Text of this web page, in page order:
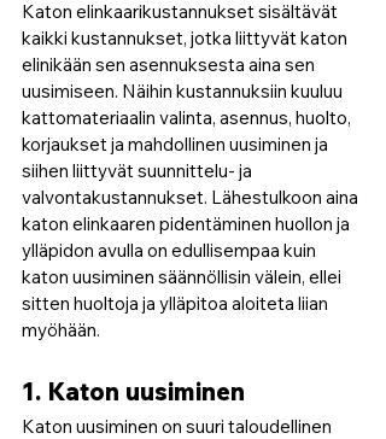
Katon elinkaarikustannukset sisältävät
kaikki kustannukset, jotka liittyvät katon
elinikään sen asennuksesta aina sen
uusimiseen. Näihin kustannuksiin kuuluu
kattomateriaalin valinta, asennus, huolto,
korjaukset ja mahdollinen uusiminen ja
siihen liittyvät suunnittelu- ja
valvontakustannukset. Lähestulkoon aina
katon elinkaaren pidentäminen huollon ja
ylläpidon avulla on edullisempaa kuin
katon uusiminen säännöllisin välein, ellei
sitten huoltoja ja ylläpitoa aloiteta liian
myöhään.
1. Katon uusiminen
Katon uusiminen on suuri taloudellinen